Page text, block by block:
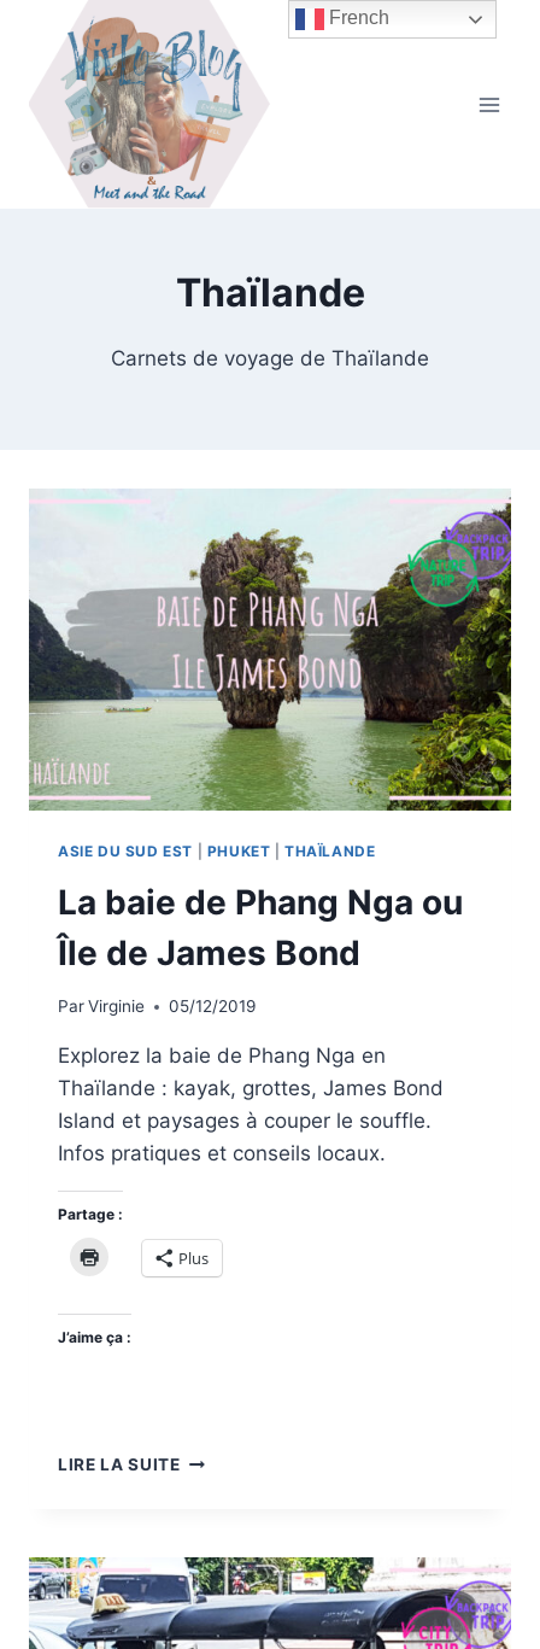
contenu
Thaïlande
Carnets de voyage de Thaïlande
ASIE DU SUD EST PHUKET |THAÏLANDE
La baie de Phang Nga ou
Île de James Bond
ParVirginie 05/12/2019
Explorez la baie de Phang Nga en
Thaïlande : kayak, grottes, James Bond
Island et paysages à couper le souffle.
Infos pratiques et conseils locaux.
Partage :
Plus
J’aime ça :
LIRE LA SUITELA
NGA
OU
ÎLE
DE
French